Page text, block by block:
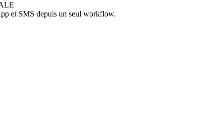
et SMS depuis un seul workflow.